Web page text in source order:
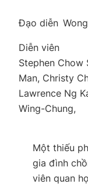
Đạo diễn
Diễn viên
Stephen Chow
Man, Christy
Lawrence Ng
Wing-Chung,
Một thiếu
gia đình
viên quan